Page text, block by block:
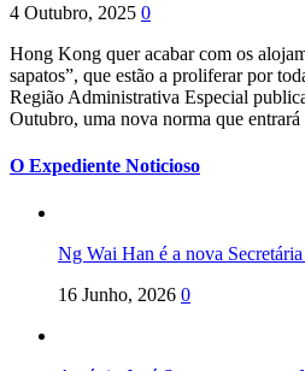
4 Outubro, 2025 0
Hong Kong quer acabar com os
sapatos”, que estão a proliferar por
Região Administrativa Especial
Outubro, uma nova norma que
O Expediente Noticioso
Ng Wai Han é a nova
16 Junho, 2026 0